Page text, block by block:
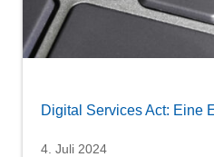
Digital Services Act: Eine
4. Juli 2024